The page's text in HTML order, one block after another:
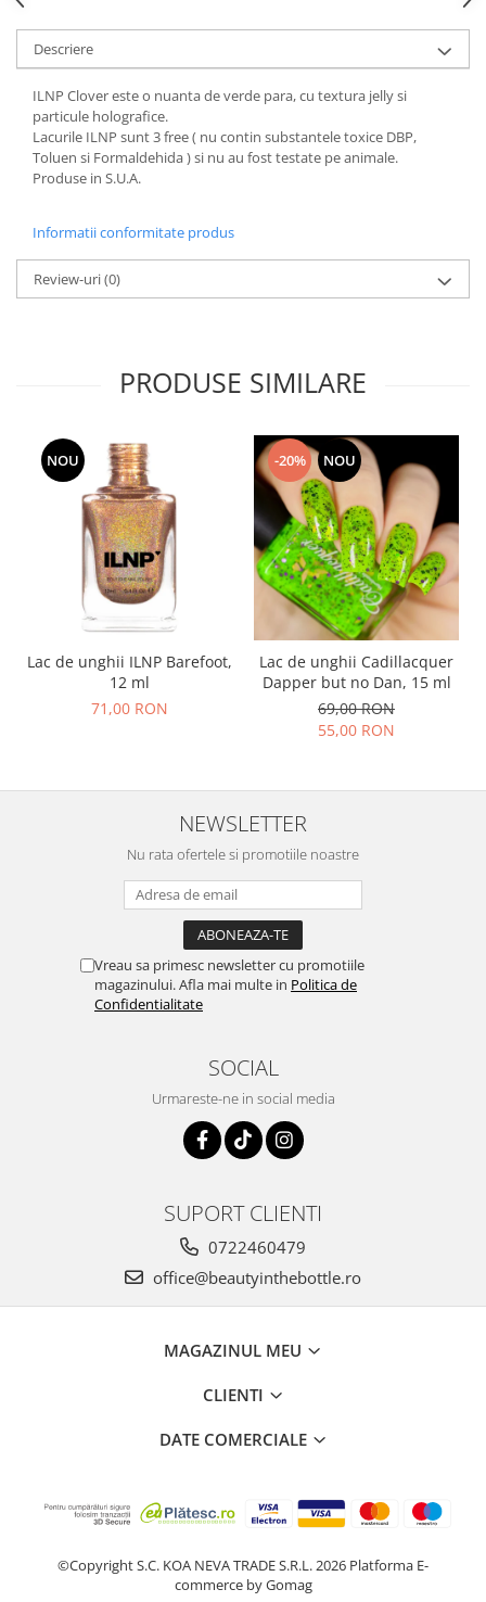
Descriere
ILNP Clover este o nuanta de verde para, cu textura jelly si
particule holografice.
Lacurile ILNP sunt 3 free ( nu contin substantele toxice DBP,
Toluen si Formaldehida ) si nu au fost testate pe animale.
Produse in S.U.A.
Informatii conformitate produs
Review-uri(0)
PRODUSE SIMILARE
NOU
Lac de unghii ILNP Barefoot,
12 ml
71,00 RON
-20% NOU
Lac de unghii Cadillacquer
Dapper but no Dan, 15 ml
69,00 RON
55,00 RON
NEWSLETTER
Nu rata ofertele si promotiile noastre
Vreau sa primesc newsletter cu promotiile
magazinului. Afla mai multe in Politica de
Confidentialitate
SOCIAL
Urmareste-ne in social media
SUPORT CLIENTI
0722460479
office@beautyinthebottle.ro
MAGAZINUL MEU
CLIENTI
DATE COMERCIALE
©Copyright S.C. KOA NEVA TRADE S.R.L. 2026 Platforma E-
commerce by Gomag